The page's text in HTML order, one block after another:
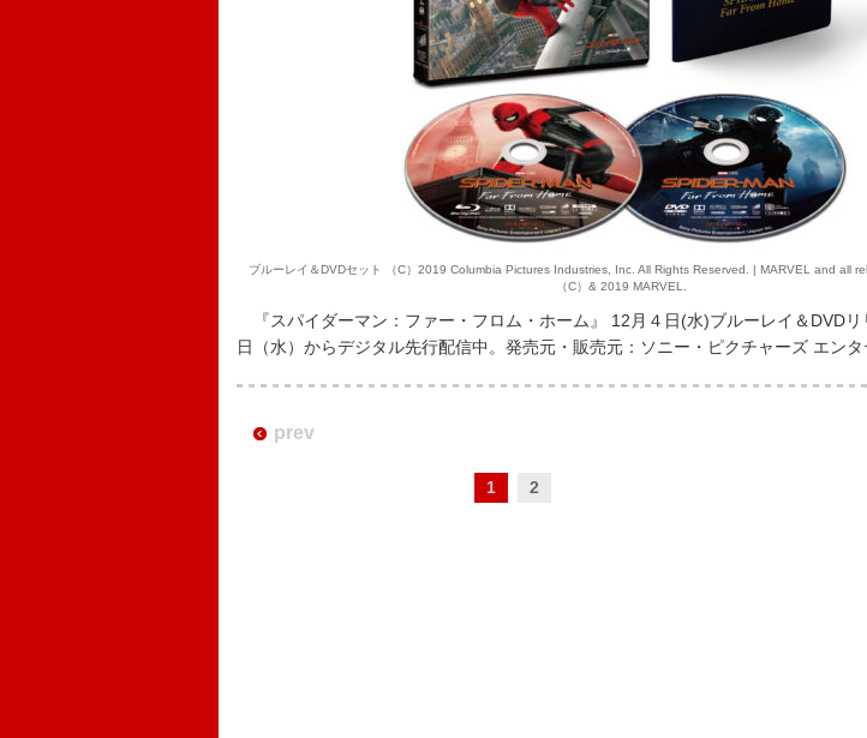
ブルーレイ＆DVDセット （C）2019 Columbia Pictures Industries, Inc. All Rights Reserved. | MARVEL and all
（C）& 2019 MARVEL.
『スパイダーマン：ファー・フロム・ホーム』 12月４日(水)ブルーレイ＆DVDリ
日（水）からデジタル先行配信中。発売元・販売元：ソニー・ピクチャーズ エンタ
prev
1 2